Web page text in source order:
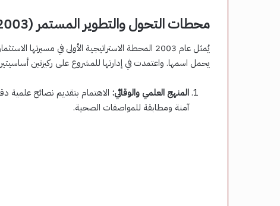
محطات التحول والتطوير المستمر (2003 – 2025)
يُمثل عام 2003 المحطة الاستراتيجية الأولى في
يحمل اسمها. واعتمدت في إدارتها للمشروع على ركيزتين
المنهج العلمي والوقائي: الاهتمام بتقديم نصائح علمية
آمنة ومطابقة للمواصفات الصحية.